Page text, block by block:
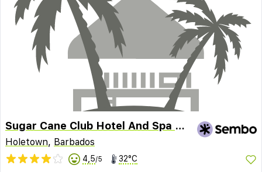
Sugar Cane Club Hotel And Spa - Adults Only
Holetown, Barbados
4,5/5 32°C